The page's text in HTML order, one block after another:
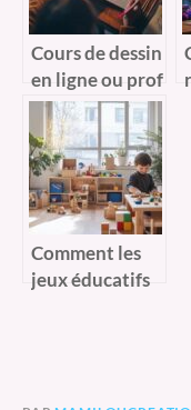
Cours de dessin
en ligne ou prof
particulier de
dessin : que
choisir pour
débuter ?
Comment les
jeux éducatifs